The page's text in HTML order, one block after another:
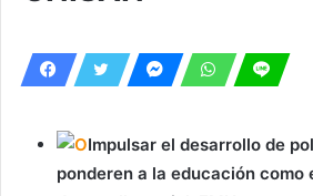
Impulsar el desarrollo de
ponderen a la educación como